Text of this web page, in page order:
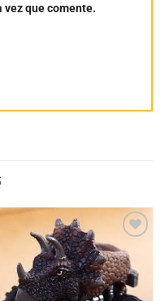
que comente.
Añadir
a la
lista
de
deseos